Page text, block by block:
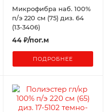
Микрофибра наб. 100%
п/э 220 см (75) диз. 64
(13-3406)
44₽/пог.м
ПОДРОБНЕЕ